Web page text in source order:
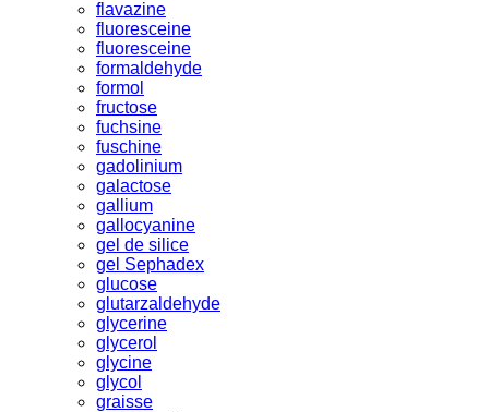
flavazine
fluoresceine
fluoresceine
formaldehyde
formol
fructose
fuchsine
fuschine
gadolinium
galactose
gallium
gallocyanine
gel de silice
gel Sephadex
glucose
glutarzaldehyde
glycerine
glycerol
glycine
glycol
graisse